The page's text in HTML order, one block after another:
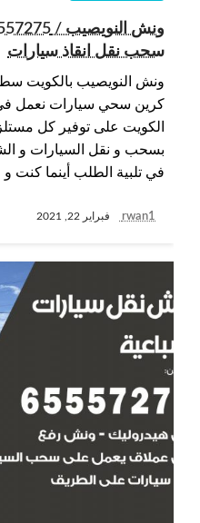
سحب نقل انقاذ سيارات
ونش النويصيب بالكويت
كرين سحي سيارات نعمل
الكويت على توفير كل
بسحب و نقل السيارات و
في تلبية الطلب أينما كنت
rwan1 فبراير 22, 2021